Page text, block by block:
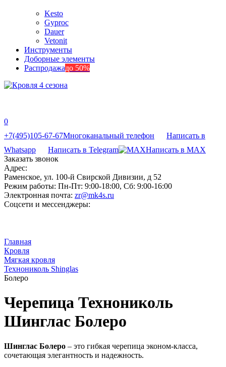
Kesto
Gyproc
Dauer
Vetonit
Инструменты
Доборные элементы
Распродажадо 50%
0
+7(495)105-67-67Многоканальный телефон
Написать в
Whatsapp
Написать в Telegram
Написать в MAX
Заказать звонок
Адрес:
Раменское, ул. 100-й Свирской Дивизии, д 52
Режим работы: Пн-Пт: 9:00-18:00, Сб: 9:00-16:00
Электронная почта: zr@mk4s.ru
Соцсети и мессенджеры:
Главная
Кровля
Мягкая кровля
Технониколь Shinglas
Болеро
Черепица Технониколь
Шинглас Болеро
Шинглас Болеро – это гибкая черепица эконом-класса,
сочетающая элегантность и надежность.